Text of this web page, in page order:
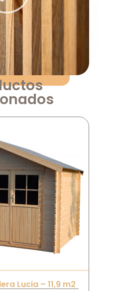
Lucia – 11,9 m2